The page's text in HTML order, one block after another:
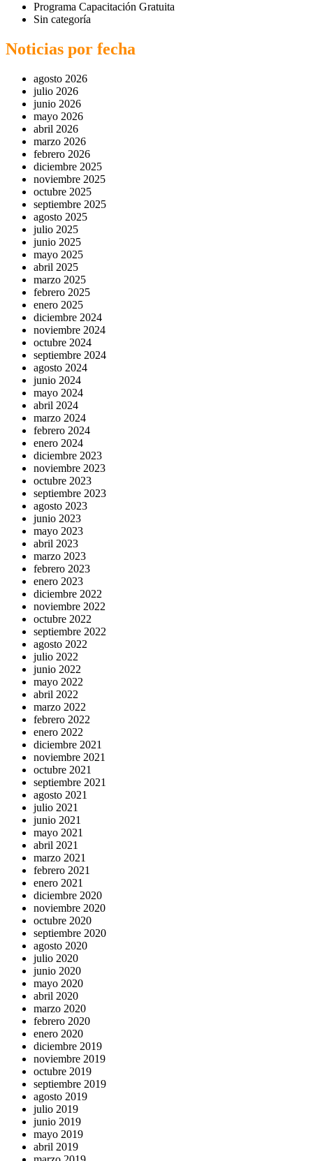
Programa Capacitación Gratuita
Sin categoría
Noticias por fecha
agosto 2026
julio 2026
junio 2026
mayo 2026
abril 2026
marzo 2026
febrero 2026
diciembre 2025
noviembre 2025
octubre 2025
septiembre 2025
agosto 2025
julio 2025
junio 2025
mayo 2025
abril 2025
marzo 2025
febrero 2025
enero 2025
diciembre 2024
noviembre 2024
octubre 2024
septiembre 2024
agosto 2024
junio 2024
mayo 2024
abril 2024
marzo 2024
febrero 2024
enero 2024
diciembre 2023
noviembre 2023
octubre 2023
septiembre 2023
agosto 2023
junio 2023
mayo 2023
abril 2023
marzo 2023
febrero 2023
enero 2023
diciembre 2022
noviembre 2022
octubre 2022
septiembre 2022
agosto 2022
julio 2022
junio 2022
mayo 2022
abril 2022
marzo 2022
febrero 2022
enero 2022
diciembre 2021
noviembre 2021
octubre 2021
septiembre 2021
agosto 2021
julio 2021
junio 2021
mayo 2021
abril 2021
marzo 2021
febrero 2021
enero 2021
diciembre 2020
noviembre 2020
octubre 2020
septiembre 2020
agosto 2020
julio 2020
junio 2020
mayo 2020
abril 2020
marzo 2020
febrero 2020
enero 2020
diciembre 2019
noviembre 2019
octubre 2019
septiembre 2019
agosto 2019
julio 2019
junio 2019
mayo 2019
abril 2019